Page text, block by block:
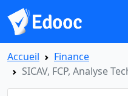
Accueil
Finance
SICAV, FCP, Analyse